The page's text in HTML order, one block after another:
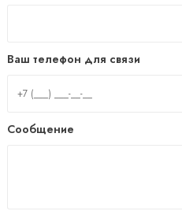
Ваш телефон для связи
Сообщение